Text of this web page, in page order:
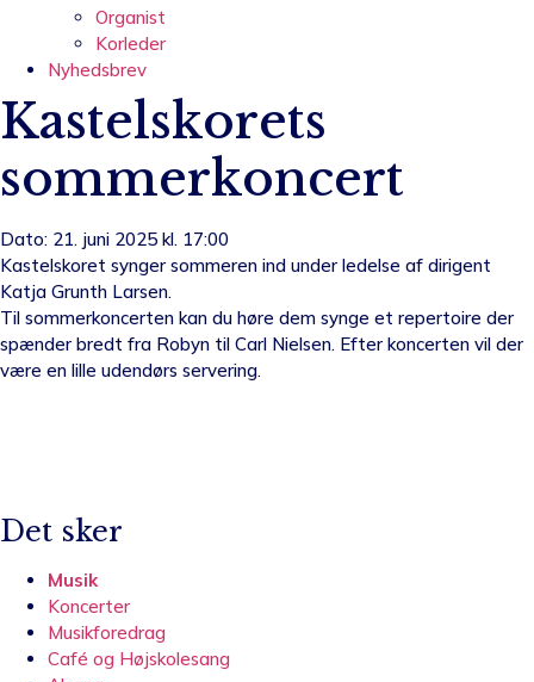
Organist
Korleder
Nyhedsbrev
Kastelskorets
sommerkoncert
Dato: 21. juni 2025 kl. 17:00
Kastelskoret synger sommeren ind under ledelse af dirigent
Katja Grunth Larsen.
Til sommerkoncerten kan du høre dem synge et repertoire der
spænder bredt fra Robyn til Carl Nielsen. Efter koncerten vil der
være en lille udendørs servering.
Det sker
Musik
Koncerter
Musikforedrag
Café og Højskolesang